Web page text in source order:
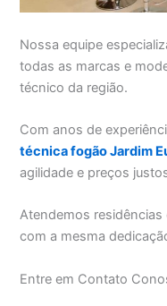
Nossa equipe
todas as marcas e
técnico da região.
Com anos de
técnica fogão Jardim
agilidade e preços
Atendemos
com a mesma
Entre em Contato